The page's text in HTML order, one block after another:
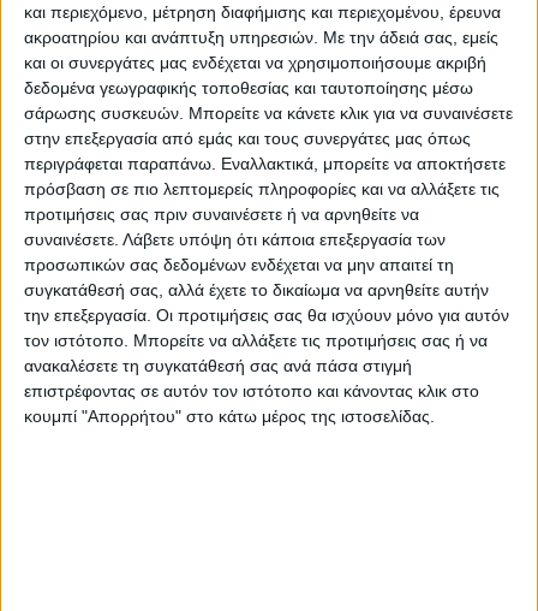
και περιεχόμενο, μέτρηση διαφήμισης και περιεχομένου, έρευνα
ακροατηρίου και ανάπτυξη υπηρεσιών. Με την άδειά σας, εμείς
και οι συνεργάτες μας ενδέχεται να χρησιμοποιήσουμε ακριβή
δεδομένα γεωγραφικής τοποθεσίας και ταυτοποίησης μέσω
σάρωσης συσκευών. Μπορείτε να κάνετε κλικ για να συναινέσετε
στην επεξεργασία από εμάς και τους συνεργάτες μας όπως
περιγράφεται παραπάνω. Εναλλακτικά, μπορείτε να αποκτήσετε
πρόσβαση σε πιο λεπτομερείς πληροφορίες και να αλλάξετε τις
προτιμήσεις σας πριν συναινέσετε ή να αρνηθείτε να
συναινέσετε. Λάβετε υπόψη ότι κάποια επεξεργασία των
προσωπικών σας δεδομένων ενδέχεται να μην απαιτεί τη
συγκατάθεσή σας, αλλά έχετε το δικαίωμα να αρνηθείτε αυτήν
την επεξεργασία. Οι προτιμήσεις σας θα ισχύουν μόνο για αυτόν
τον ιστότοπο. Μπορείτε να αλλάξετε τις προτιμήσεις σας ή να
ανακαλέσετε τη συγκατάθεσή σας ανά πάσα στιγμή
επιστρέφοντας σε αυτόν τον ιστότοπο και κάνοντας κλικ στο
κουμπί "Απορρήτου" στο κάτω μέρος της ιστοσελίδας.
εύρυθμη λειτουργία εκδοτηρίων και να
αναβαθμιστούν οι υποδομές των σταθμών,
για αξιοπρεπείς συνθήκες η Hellenic Train
προχωρά σε κλείσιμο των εκδοτηρίων
εισιτηρίων! Η Θεσσαλία, μια περιφέρεια με
ισχυρή ανάγκη για βιώσιμες και
προσβάσιμες μετακινήσεις, δεν μπορεί να
αντιμετωπίζεται με λογικές υποβάθμισης
και απομόνωσης.
Καλούμε άμεσα τη διοίκηση της Hellenic
Train να αναθεωρήσει την απόφαση και να
διατηρήσει τα εκδοτήρια ανοικτά,